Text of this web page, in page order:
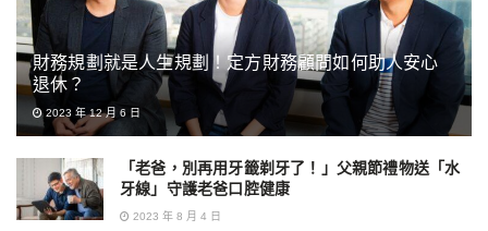
財務規劃就是人生規劃！定方財務顧問如何助人安心
退休？
2023 年 12 月 6 日
「老爸，別再用牙籤剃牙了！」父親節禮物送「水
牙線」守護老爸口腔健康
2023 年 8 月 4 日